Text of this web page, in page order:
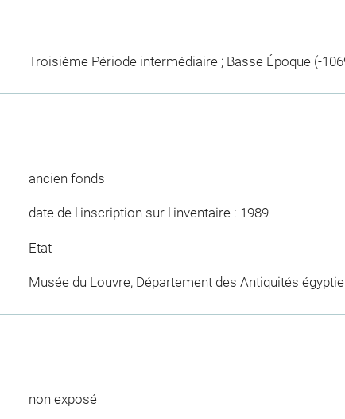
Troisième Période intermédiaire ; Basse Époque (-
ancien fonds
date de l'inscription sur l'inventaire : 1989
Etat
Musée du Louvre, Département des Antiquités
non exposé